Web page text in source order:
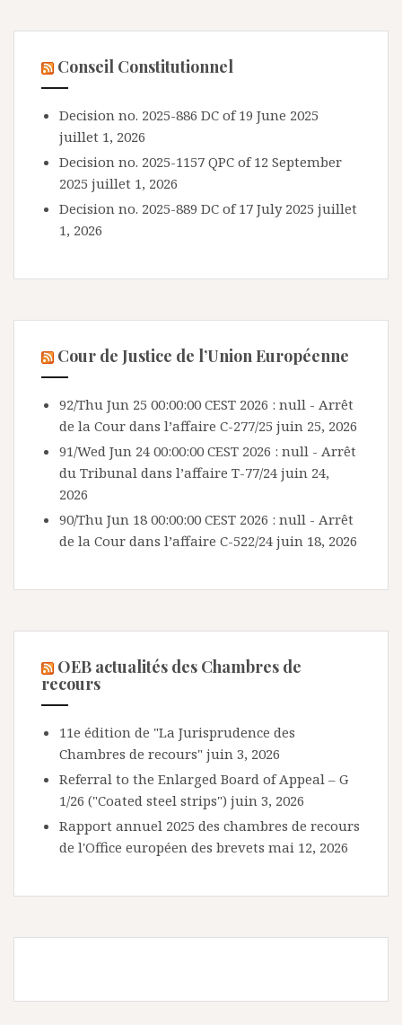
Conseil Constitutionnel
Decision no. 2025-886 DC of 19 June 2025
juillet 1, 2026
Decision no. 2025-1157 QPC of 12 September
2025 juillet 1, 2026
Decision no. 2025-889 DC of 17 July 2025 juillet
1, 2026
Cour de Justice de l’Union Européenne
92/Thu Jun 25 00:00:00 CEST 2026 : null - Arrêt
de la Cour dans l’affaire C-277/25 juin 25, 2026
91/Wed Jun 24 00:00:00 CEST 2026 : null - Arrêt
du Tribunal dans l’affaire T-77/24 juin 24,
2026
90/Thu Jun 18 00:00:00 CEST 2026 : null - Arrêt
de la Cour dans l’affaire C-522/24 juin 18, 2026
OEB actualités des Chambres de
recours
11e édition de "La Jurisprudence des
Chambres de recours" juin 3, 2026
Referral to the Enlarged Board of Appeal – G
1/26 ("Coated steel strips") juin 3, 2026
Rapport annuel 2025 des chambres de recours
de l'Office européen des brevets mai 12, 2026